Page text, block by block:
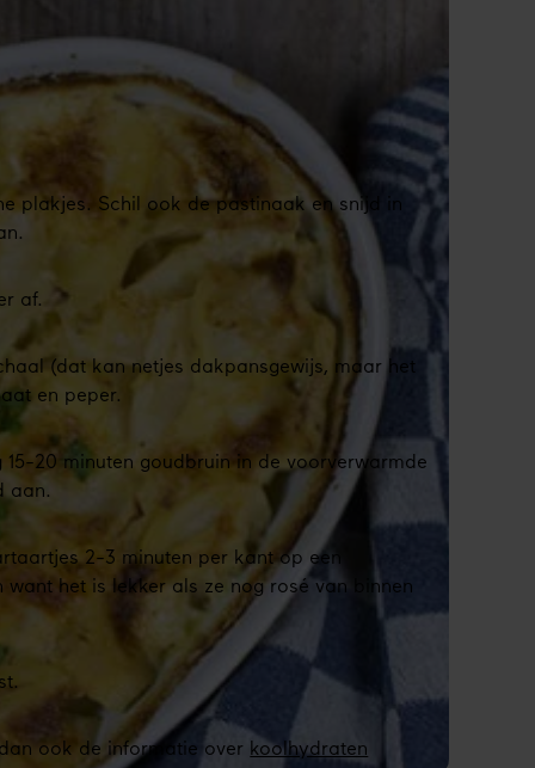
plakjes. Schil ook de pastinaak en snijd in
af.
(dat kan netjes dakpansgewijs, maar het
en peper.
20 minuten goudbruin in de voorverwarmde
aan.
2-3 minuten per kant op een
het is lekker als ze nog rosé van binnen
ook de informatie over koolhydraten